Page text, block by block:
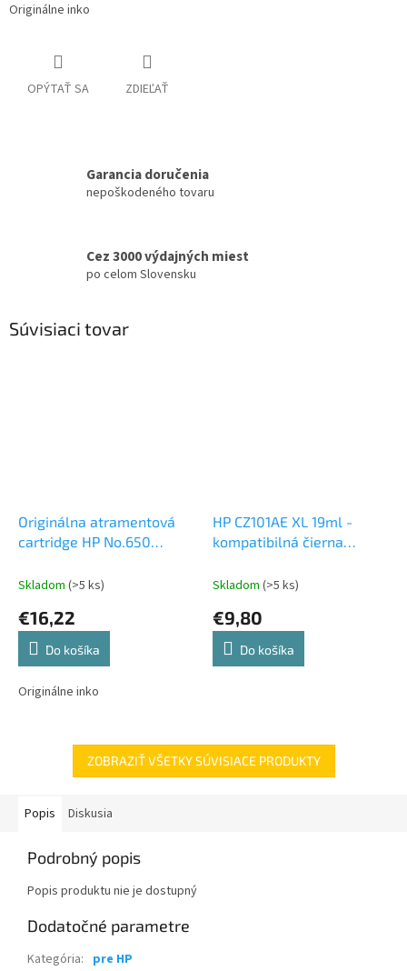
Originálne inko
OPÝTAŤ SA ZDIEĽAŤ
Garancia doručenia
nepoškodeného tovaru
Cez 3000 výdajných miest
po celom Slovensku
Súvisiaci tovar
Originálna atramentová
cartridge HP No.650
Skladom (>5 ks)
€16,22
Do košíka
Originálne inko
HP CZ101AE XL 19ml -
kompatibilná čierna
Skladom (>5 ks)
€9,80
Do košíka
ZOBRAZIŤ VŠETKY SÚVISIACE PRODUKTY
Popis Diskusia
Podrobný popis
Popis produktu nie je dostupný
Dodatočné parametre
Kategória: pre HP